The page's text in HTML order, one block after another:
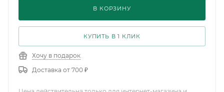
В КОРЗИНУ
КУПИТЬ В 1 КЛИК
Хочу в подарок
Доставка от 700 ₽